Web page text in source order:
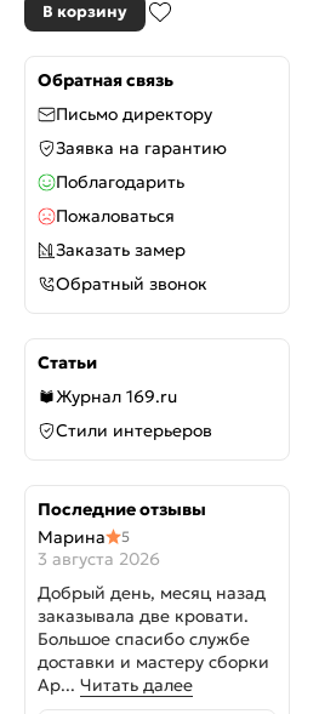
В корзину
Обратная связь
Письмо директору
Заявка на гарантию
Поблагодарить
Пожаловаться
Заказать замер
Обратный звонок
Статьи
Журнал 169.ru
Стили интерьеров
Последние отзывы
Марина
5
3 августа 2026
Добрый день, месяц назад
заказывала две кровати.
Большое спасибо службе
доставки и мастеру сборки
Ар... Читать далее